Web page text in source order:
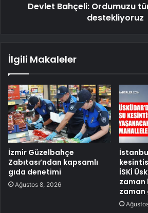
Devlet Bahçeli: Ordumuzu
destekliyoruz
İlgili Makaleler
İzmir Güzelbahçe
Zabıtası’ndan kapsamlı
gıda denetimi
Ağustos 8, 2026
İSKİ
zaman
zaman